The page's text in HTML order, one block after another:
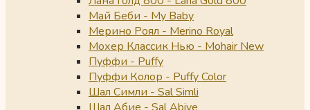
Май Беби - My Baby
Мерино Роял - Merino Royal
Мохер Классик Нью - Mohair New
Пуффи - Puffy
Пуффи Колор - Puffy Color
Шал Симли - Sal Simli